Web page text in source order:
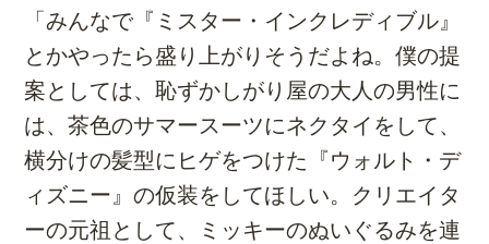
「みんなで『ミスター・インクレディブル』
とかやったら盛り上がりそうだよね。僕の提
案としては、恥ずかしがり屋の大人の男性に
は、茶色のサマースーツにネクタイをして、
横分けの髪型にヒゲをつけた『ウォルト・デ
ィズニー』の仮装をしてほしい。クリエイタ
ーの元祖として、ミッキーのぬいぐるみを連